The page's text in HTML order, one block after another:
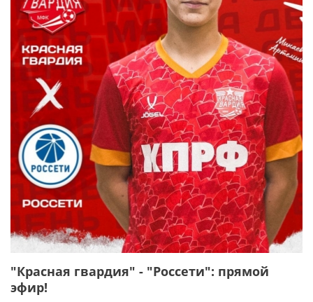
"Красная гвардия" - "Россети": прямой
эфир!